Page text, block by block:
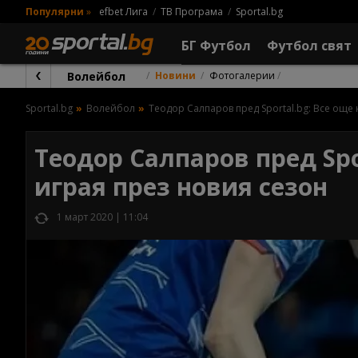
Популярни » efbet Лига ТВ Програма Sportal.bg
БГ Футбол Футбол свят
Волейбол Новини Фотогалерии
Sportal.bg Волейбол Теодор Салпаров пред Sportal.bg: Все
Теодор Салпаров пред
играя през новия сезон
1 март 2020 | 11:04